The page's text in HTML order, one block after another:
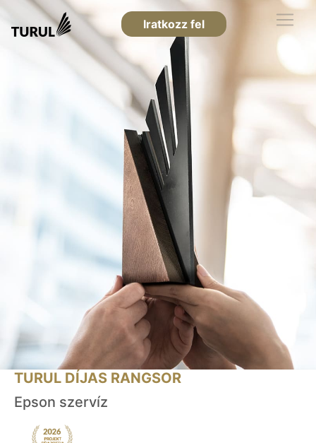
Iratkozz fel
TURUL DÍJAS RANGSOR
Epson szervíz